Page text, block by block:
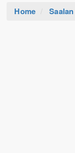
Home Saalan